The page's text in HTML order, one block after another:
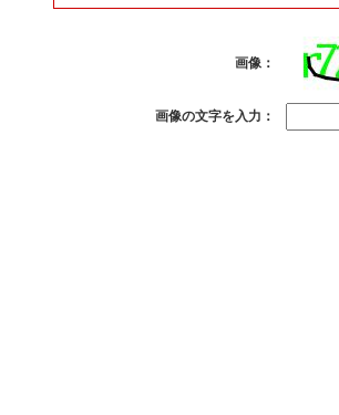
画像：
画像の文字を入力：